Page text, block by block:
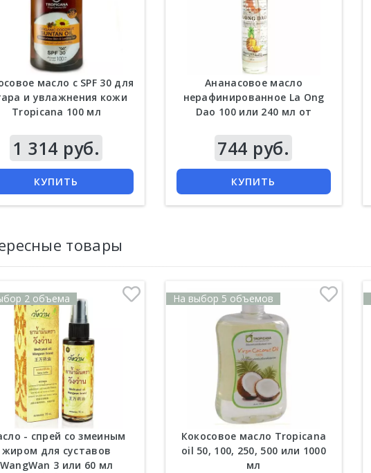
масло с SPF 30 для
и увлажнения кожи
Tropicana 100 мл
1 314 руб.
КУПИТЬ
Ананасовое масло
нерафинированное La Ong
Dao 100 или 240 мл от
744 руб.
КУПИТЬ
товары
2 объема
- спрей со змеиным
жиром для суставов
WangWan 3 или 60 мл
На выбор 5 объемов
Кокосовое масло Tropicana
oil 50, 100, 250, 500 или 1000
мл